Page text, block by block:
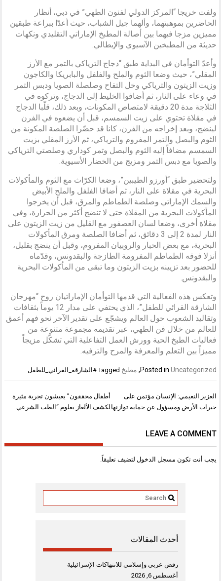
ولفت خريجا “المركز الدولي لفنون الطهي” في دبي، أنظار
الحاضرين بموهبتهما، وألهما جيل الشباب، حيث أعدّا ببراعة طبقين
مميزين مزجا فيهما بين أصالة المطبخ الإماراتي التقليدي ونكهات
حديثة من المطبخين الآسيوي والإيطالي.
وأعدّ التوأمان في البداية طبق “دجاج الترياكي بالتمر مع الأرز
المقلي”، حيث وضعا الثوم والملح والفلفل والبابريكا والكاجون
وزيت الزيتون والترياكي وخل التفاح وصلصلة الصويا ودبس التمر
في وعاء على النار، ثم أضافوا الخليط إلى الدجاج، وتركوه في
الثلاجة مدة 20 دقيقة لامتصاص المكونات، وبعد ذلك، قلّبا الدجاج
في مقلاة تحتوي على زيت السمسم، قبل أن يضعوه في الفرن
لينضج، وبعد إخراجه من الفرن، كانا قد حضّرا الصلصة المكونة من
الثوم والبصل والتمر المفروم والترياكي، ثم الأرز المقلي بزيت
السمسم مضافاً إليه الثوم والبصل وتمر كوداري وصلصتي الترياكي
والصويا مع دبس التمر ومزيج من الخضار الأسيوية.
ولتحضير طبق “أورزو الطيبين”، وضعا الكرّاث مع الثوم والمأكولات
البحرية في مقلاة على النار، ثم أضافا الفلفل والملح الأبيض
والسمك الإماراتي وصلصة الطماطم والمرق، قبل أن يخرجوا
المأكولات البحرية من المقلاة حتى لا تنضج أكثر من الحرارة، وفي
مقلاة أخرى، وضعا لسان العصفور مع القليل من زيت الزيتون على
النار لمدة 2 إلى 3 دقائق، ثم أضافا الصلصة ومرق المأكولات
البحرية، مع بعض الحبار والروبيان المفروم، وقبل أن ينضج بقليل،
أنزلا فوقه الطماطم المفرومة الطازجة والبقدونس، وقدّماه
للحضور بعد تزيينه بزيت الزيتون وما تبقى من المأكولات البحرية
والبقدونس.
وتعكس هذه الفعالية التي قدمها التوأمان الإماراتيان روح “مهرجان
الشارقة القرائي للطفل”، الذي يحتفي على مدار 12 يوماً بثقافات
وتقاليد الشعوب حول العالم ويشجّع على تقدير الآخر نحو فهم أعمق
للعالم من خلال فن الطهي، عبر تقديمه مجموعة متنوعة من
فعاليات الطبخ الحية وورش العمل التفاعلية التي تشكّل مزيجاً
مميزاً بين التعلم والمعرفة والمرح والترفيه.
Posted in Uncategorized
, مطبخ Tagged #الشارقة_القرائي_للطفل
تصفّح
المقالات
أطفال محققون” يعيشون تجربة مثيرة
لكشف الألغاز بعلوم “الطب الشرعي
العزيز النعيمي: الإنسان مؤتمن على
خيرات الأرض ومسؤول عن حماية توازنها
LEAVE A COMMENT
يجب أنت تكون مسجل الدخول لتضيف تعليقاً.
أحدث المقالات
رفض عربي وإسلامي للانتهاكات الإسرائيلية
أغسطس 6, 2026